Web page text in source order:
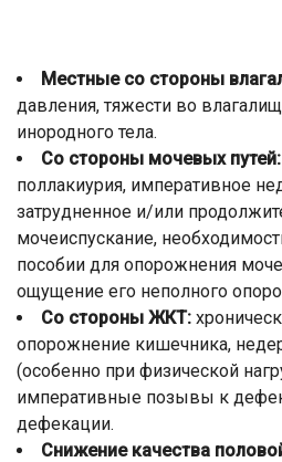
Местные со стороны
давления, тяжести во
инородного тела.
Со стороны мочевых путей:
поллакиурия, императивное
затрудненное и/или
мочеиспускание,
пособии для опорожнения
ощущение его неполного
Со стороны ЖКТ:
опорожнение кишечника,
(особенно при физической
императивные позывы к
дефекации.
Снижение качества